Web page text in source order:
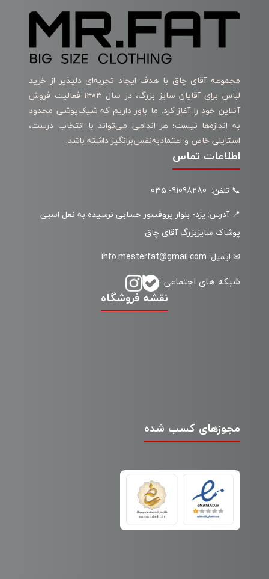
مجموعه آقای چاق با هدف ایجاد تجربه‌ای دلپذیر از خرید
لباس برای آقایان سایز بزرگ، در سال ۱۴۰۳ فعالیت فروش
آنلاین خود را آغاز کرد. ما باور داریم که شیک‌پوشی محدود
به اندازه‌ها نیست؛ هر اندامی می‌تواند با انتخاب درست،
استایلی خاص و اعتمادبه‌نفس‌برانگیز داشته باشد.
مجوزهای کسب شده
اطلاعات تماس
📞 تلفن: 91098280- 035
📍 آدرس: یزد- بلوار پروفسور حسابی نرسیده به نعل اسبی
پوشاک سایزبزرگ آقای چاق
✉ ایمیل: info.mesterfat@gmail.com
شبکه های اجتماعی :
نقشه فروشگاه